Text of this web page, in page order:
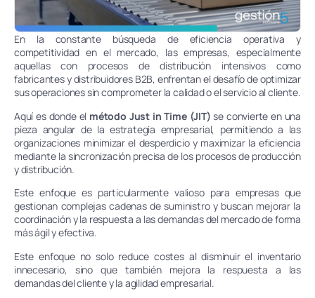
En la constante búsqueda de eficiencia operativa y
competitividad en el mercado, las empresas, especialmente
aquellas con procesos de distribución intensivos como
fabricantes y distribuidores B2B, enfrentan el desafío de optimizar
sus operaciones sin comprometer la calidad o el servicio al cliente.
Aquí es donde el método Just in Time (JIT) se convierte en una
pieza angular de la estrategia empresarial, permitiendo a las
organizaciones minimizar el desperdicio y maximizar la eficiencia
mediante la sincronización precisa de los procesos de producción
y distribución.
Este enfoque es particularmente valioso para empresas que
gestionan complejas cadenas de suministro y buscan mejorar la
coordinación y la respuesta a las demandas del mercado de forma
más ágil y efectiva.
Este enfoque no solo reduce costes al disminuir el inventario
innecesario, sino que también mejora la respuesta a las
demandas del cliente y la agilidad empresarial.